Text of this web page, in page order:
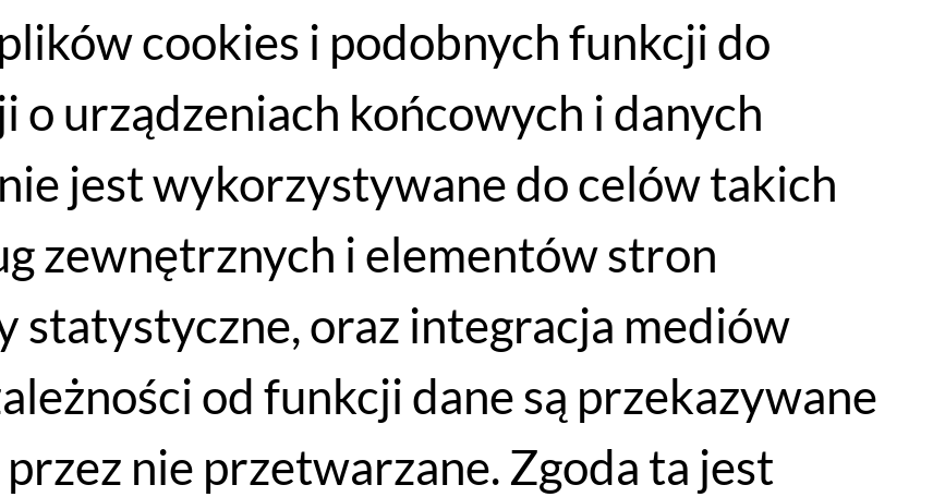
Wewnętrzna długość nogi
69 - 73 cm
72 - 78 cm
77 - 83 cm
82 - 88 cm
cookies i podobnych funkcji do
urządzeniach końcowych i danych
jest wykorzystywane do celów takich
zewnętrznych i elementów stron
statystyczne, oraz integracja mediów
od funkcji dane są przekazywane
nie przetwarzane. Zgoda ta jest